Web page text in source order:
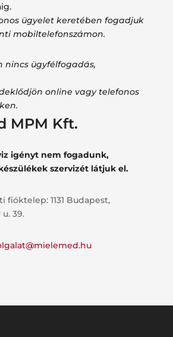
ügyelet keretében fogadjuk
mobiltelefonszámon.
nincs ügyfélfogadás,
online vagy telefonos
MPM Kft.
igényt nem fogadunk,
szervizét látjuk el.
fióktelep: 1131 Budapest,
39.